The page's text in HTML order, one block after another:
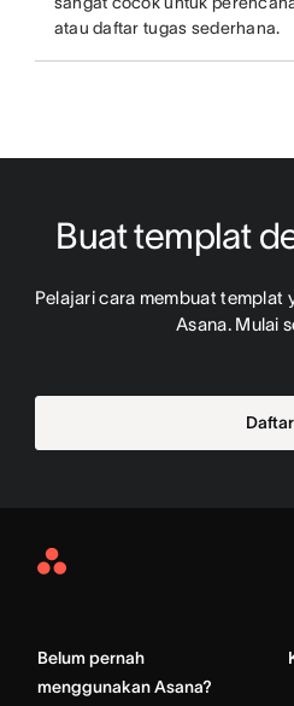
atau daftar tugas sederhana.
Buat templat
Pelajari cara membuat templat
Asana. Mulai
Daftar
Asana
Belum pernah
menggunakan Asana?